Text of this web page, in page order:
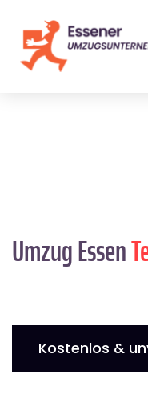
Umzug Essen
Kostenlos &